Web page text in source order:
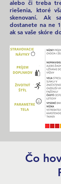
alebo či treba
riešenia, ktoré
skenovaní. Ak
dostanete na ne
ak sa vaše skóre
Čo